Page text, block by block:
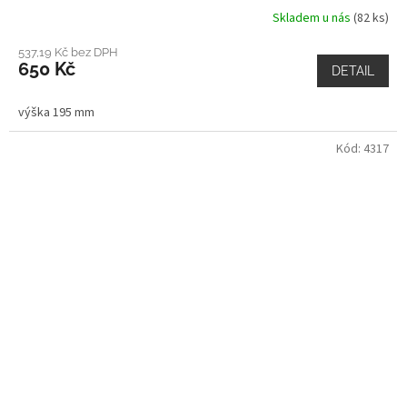
Skladem u nás (82 ks)
537,19 Kč bez DPH
650 Kč DETAIL
výška 195 mm
Kód: 4317